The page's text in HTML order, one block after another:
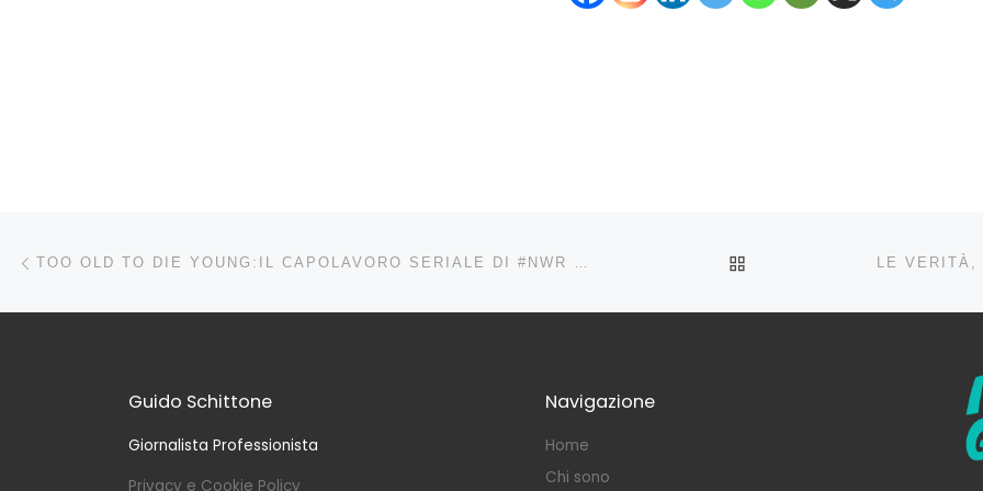
Navigazione articoli RITORNA ALLA LISTA
Guido Schittone
Giornalista Professionista
Privacy e Cookie Policy
Navigazione
Home
Chi sono